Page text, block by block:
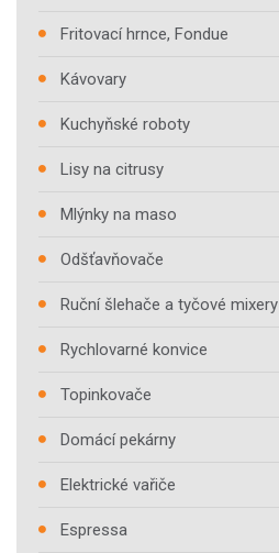
Fritovací hrnce, Fondue
Kávovary
Kuchyňské roboty
Lisy na citrusy
Mlýnky na maso
Odšťavňovače
Ruční šlehače a tyčové mixery
Rychlovarné konvice
Topinkovače
Domácí pekárny
Elektrické vařiče
Espressa